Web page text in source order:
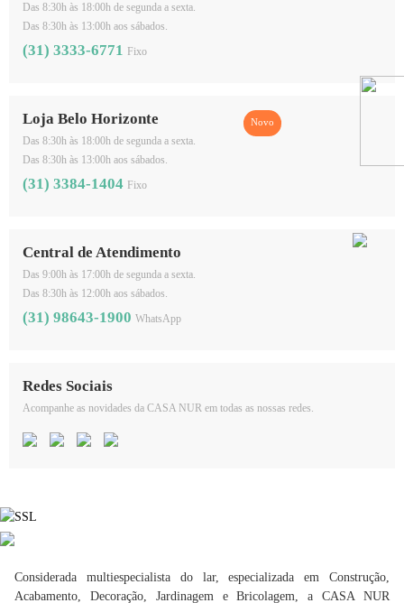
Das 8:30h às 18:00h de segunda a sexta.
Das 8:30h às 13:00h aos sábados.
(31) 3333-6771 Fixo
Loja Belo Horizonte
Das 8:30h às 18:00h de segunda a sexta.
Das 8:30h às 13:00h aos sábados.
(31) 3384-1404 Fixo
Central de Atendimento
Das 9:00h às 17:00h de segunda a sexta.
Das 8:30h às 12:00h aos sábados.
(31) 98643-1900 WhatsApp
Redes Sociais
Acompanhe as novidades da CASA NUR em todas as nossas redes.
Considerada multiespecialista do lar, especializada em Construção,
Acabamento, Decoração, Jardinagem e Bricolagem, a CASA NUR